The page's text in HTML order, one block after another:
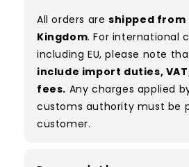
Please note:As these are
garments, a small
have minor flaws such as
stains. While we carefully
degree of human error is
can vary slightly between
All orders are shipped from
Kingdom. For international
including EU, please note
include import duties,
fees. Any charges applied
customs authority must be
customer.